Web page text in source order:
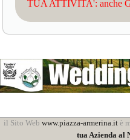
TUA ATTIVITA': anche
il Sito Web www.piazza-armerina.itè
tua Azienda al